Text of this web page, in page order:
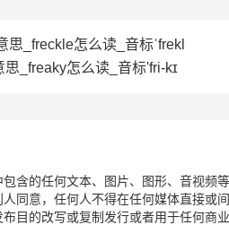
思_freckle怎么读_音标ˈfrekl
_freaky怎么读_音标'fri-kɪ
含的任何文本、图片、图形、音视频
同意，任何人不得在任何媒体直接或
目的改写或复制发行或者用于任何商业